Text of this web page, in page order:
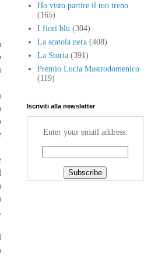
Ho visto partire il tuo treno
(165)
I fiori blu (304)
La scatola nera (408)
La Storia (391)
Premio Lucia Mastrodomenico
(119)
Iscriviti alla newsletter
Enter your email address: